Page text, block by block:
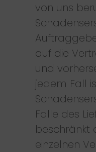
von uns
auf die
und
jedem Fall
Falle des
beschränkt
einzelnen